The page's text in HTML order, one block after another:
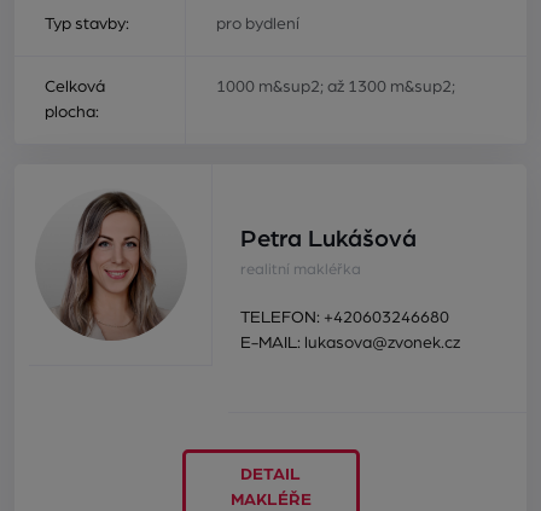
Typ stavby: pro bydlení
Celková
plocha:
1000 m&sup2; až 1300 m&sup2;
Petra Lukášová
realitní makléřka
TELEFON: +420603246680
E-MAIL: lukasova@zvonek.cz
DETAIL
MAKLÉŘE